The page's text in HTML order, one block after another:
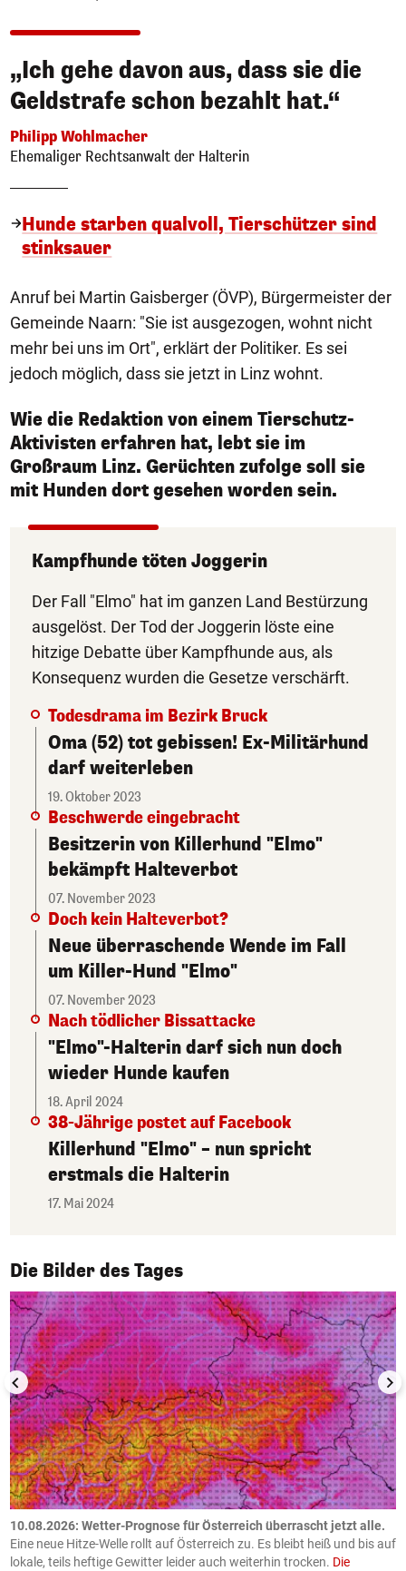
„Ich gehe davon aus, dass sie die
Geldstrafe schon bezahlt hat.“
Philipp Wohlmacher
Ehemaliger Rechtsanwalt der Halterin
Hunde starben qualvoll, Tierschützer sind
stinksauer
Anruf bei Martin Gaisberger (ÖVP), Bürgermeister der
Gemeinde Naarn: "Sie ist ausgezogen, wohnt nicht
mehr bei uns im Ort", erklärt der Politiker. Es sei
jedoch möglich, dass sie jetzt in Linz wohnt.
Wie die Redaktion von einem Tierschutz-
Aktivisten erfahren hat, lebt sie im
Großraum Linz. Gerüchten zufolge soll sie
mit Hunden dort gesehen worden sein.
Kampfhunde töten Joggerin
Der Fall "Elmo" hat im ganzen Land Bestürzung
ausgelöst. Der Tod der Joggerin löste eine
hitzige Debatte über Kampfhunde aus, als
Konsequenz wurden die Gesetze verschärft.
Todesdrama im Bezirk Bruck
Oma (52) tot gebissen! Ex-Militärhund
darf weiterleben
19. Oktober 2023
Beschwerde eingebracht
Besitzerin von Killerhund "Elmo"
bekämpft Halteverbot
07. November 2023
Doch kein Halteverbot?
Neue überraschende Wende im Fall
um Killer-Hund "Elmo"
07. November 2023
Nach tödlicher Bissattacke
"Elmo"-Halterin darf sich nun doch
wieder Hunde kaufen
18. April 2024
38-Jährige postet auf Facebook
Killerhund "Elmo" – nun spricht
erstmals die Halterin
17. Mai 2024
Die Bilder des Tages
1/50
10.08.2026: Wetter-Prognose für Österreich überrascht jetzt alle.
Eine neue Hitze-Welle rollt auf Österreich zu. Es bleibt heiß und bis auf
lokale, teils heftige Gewitter leider auch weiterhin trocken. Die